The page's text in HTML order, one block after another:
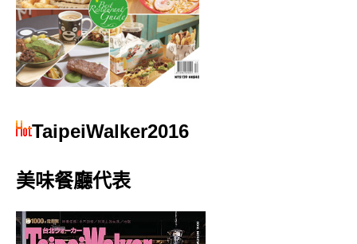
TaipeiWalker2016
美味餐廳代表